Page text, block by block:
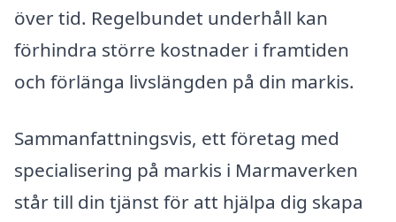
över tid. Regelbundet underhåll kan
förhindra större kostnader i framtiden
och förlänga livslängden på din markis.
Sammanfattningsvis, ett företag med
specialisering på markis i Marmaverken
står till din tjänst för att hjälpa dig skapa